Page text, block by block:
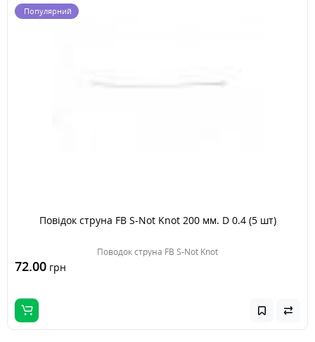
Популярний
Повідок струна FB S-Not Knot 200 мм. D 0.4 (5 шт)
Поводок струна FB S-Not Knot
72.00 грн